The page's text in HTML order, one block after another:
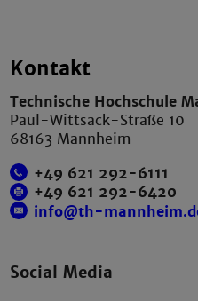
Kontakt
Technische Hochschule
Paul-Wittsack-Straße 10
68163 Mannheim
+49 621 292-6111
+49 621 292-6420
info@th-
Social Media